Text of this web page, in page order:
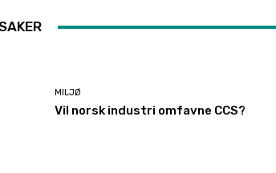
MILJØ
Vil norsk industri omfavne CCS?